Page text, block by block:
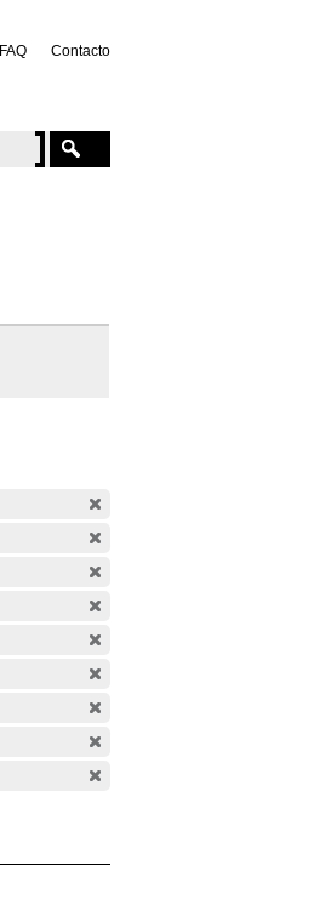
FAQ Contacto